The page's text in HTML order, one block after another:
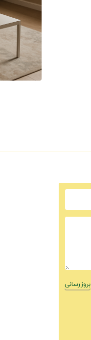
بروزرسانی